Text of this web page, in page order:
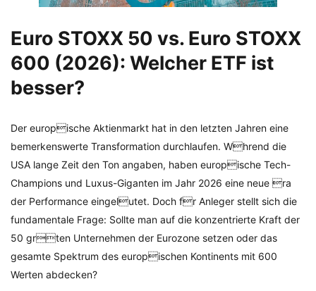
Euro STOXX 50 vs. Euro STOXX
600 (2026): Welcher ETF ist
besser?
Der europische Aktienmarkt hat in den letzten Jahren eine
bemerkenswerte Transformation durchlaufen. Whrend die
USA lange Zeit den Ton angaben, haben europische Tech-
Champions und Luxus-Giganten im Jahr 2026 eine neue ra
der Performance eingelutet. Doch fr Anleger stellt sich die
fundamentale Frage: Sollte man auf die konzentrierte Kraft der
50 grten Unternehmen der Eurozone setzen oder das
gesamte Spektrum des europischen Kontinents mit 600
Werten abdecken?